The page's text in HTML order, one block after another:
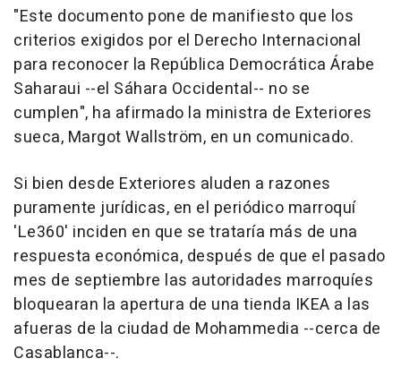
"Este documento pone de manifiesto que los
criterios exigidos por el Derecho Internacional
para reconocer la República Democrática Árabe
Saharaui --el Sáhara Occidental-- no se
cumplen", ha afirmado la ministra de Exteriores
sueca, Margot Wallström, en un comunicado.
Si bien desde Exteriores aluden a razones
puramente jurídicas, en el periódico marroquí
'Le360' inciden en que se trataría más de una
respuesta económica, después de que el pasado
mes de septiembre las autoridades marroquíes
bloquearan la apertura de una tienda IKEA a las
afueras de la ciudad de Mohammedia --cerca de
Casablanca--.